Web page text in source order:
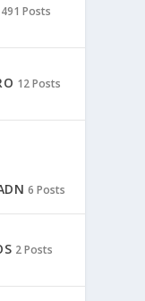
491 Posts
12 Posts
6 Posts
2 Posts